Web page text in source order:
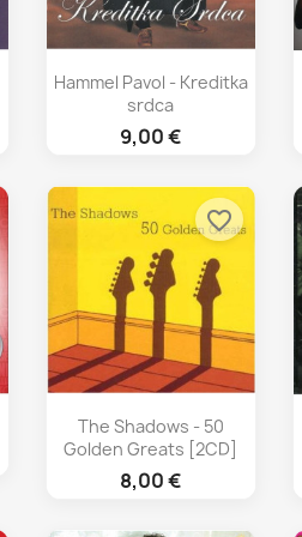
Rýchly náhľad
Hammel Pavol - Kreditka
srdca
9,00 €
Rýchly náhľad
The Shadows - 50
Golden Greats [2CD]
8,00 €
favorite_border